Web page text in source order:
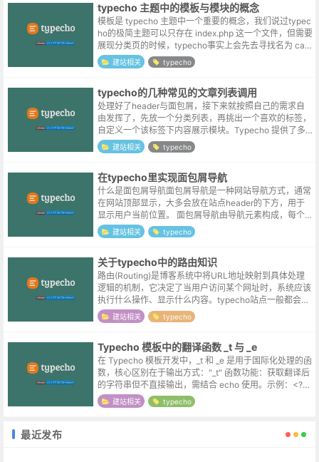
typecho 主题中的模板与模块的概念
模板是 typecho 主题中一个重要的概念，我们说过typec
ho的极简主题可以只存在 index.php 这一个文件，但需要
展现分类页的时候，typecho事实上会先去寻找名为 cate
gory.php 的分类页模板，文章页当然也...
建站相关 typecho
typecho的几种常见的文章列表调用
处理好了header与面包屑，接下来就按照自己的需求自
由发挥了，先放一个分类列表，再挑出一个喜欢的标签，
自定义一个该标签下内容展示模块。Typecho 提供了多
种文章循环方式，以下是常用的几种方法：标准文章循环
<?php whi...
建站相关 typecho
在typecho里实现面包屑导航
什么是面包屑导航面包屑导航是一种网站导航方式，通常
在网站顶部显示，大多会放在站点header的下方，用于
显示用户当前位置。 面包屑导航由导航元素构成，每个
元素代表一个网站导航项，各个元素通常包含对应链接，
供用户跳转。面包屑导航示例首页...
建站相关 typecho
关于typecho中的路由知识
路由(Routing)是博客系统中将URL地址映射到具体处理
逻辑的机制，它决定了当用户访问某个网址时，系统应该
执行什么操作、显示什么内容。typecho站点一般都会开
启伪静态，伪静态通过URL重写将"漂亮"的URL映射到实
际的文件路径...
建站相关 typecho
Typecho 模板中的翻译函数 _t 与 _e
在 Typecho 模板开发中，_t 和 _e 是用于国际化处理的函
数，核心区别在于输出方式："_t" 函数‌‌功能‌：获取翻译后
的字符串但不直接输出，需结合 echo 使用。‌示例‌：<?ph
p echo _t('欢迎语');...
建站相关 typecho
最近发布